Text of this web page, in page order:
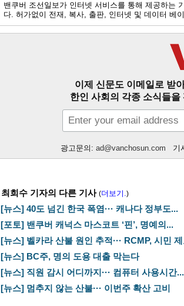
밴쿠버 조선일보가 인터넷 서비스를 통해 제공하는
다. 허가없이 전재, 복사, 출판, 인터넷 및 데이터 베
이제 신문도 이메일로 받
한인 사회의 각종 소식들
광고문의: ad@vanchosun.com 기
최희수 기자의 다른 기사 (더보기.)
[뉴스] 40도 넘긴 한국 폭염··· 캐나다 정부도...
[포토] 밴쿠버 캐넉스 마스코트 ‘핀’, 명예의...
[뉴스] 벨카라 산불 원인 추적··· RCMP, 시민
[뉴스] BC주, 명의 도용 대출 막는다
[뉴스] 직원 감시 어디까지··· 컴퓨터 사용시간...
[뉴스] 멈추지 않는 산불··· 이번주 확산 고비